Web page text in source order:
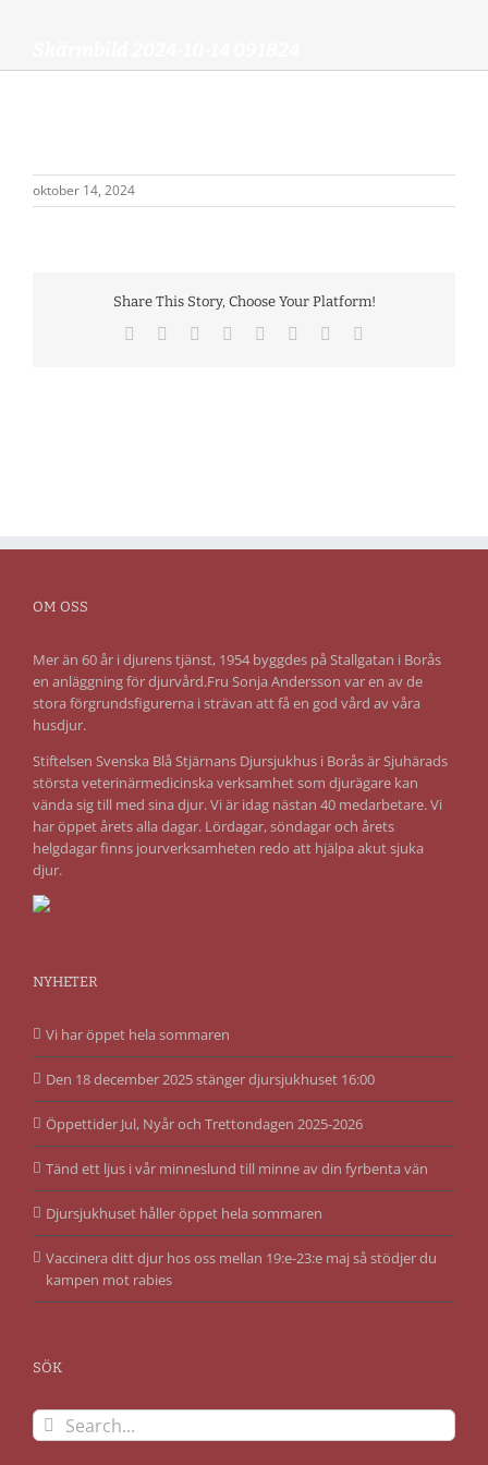
oktober 14, 2024
Share This Story, Choose Your Platform!
Facebook Reddit LinkedIn
TumblrPinterest
OM OSS
Mer än 60 år i djurens tjänst, 1954 byggdes på Stallgatan i Borås
en anläggning för djurvård.Fru Sonja Andersson var en av de
stora förgrundsfigurerna i strävan att få en god vård av våra
husdjur.
Stiftelsen Svenska Blå Stjärnans Djursjukhus i Borås är Sjuhärads
största veterinärmedicinska verksamhet som djurägare kan
vända sig till med sina djur. Vi är idag nästan 40 medarbetare. Vi
har öppet årets alla dagar. Lördagar, söndagar och årets
helgdagar finns jourverksamheten redo att hjälpa akut sjuka
djur.
NYHETER
Vi har öppet hela sommaren
Den 18 december 2025 stänger djursjukhuset 16:00
Öppettider Jul, Nyår och Trettondagen 2025-2026
Tänd ett ljus i vår minneslund till minne av din fyrbenta vän
Djursjukhuset håller öppet hela sommaren
Vaccinera ditt djur hos oss mellan 19:e-23:e maj så stödjer du
kampen mot rabies
SÖK
Search
for: